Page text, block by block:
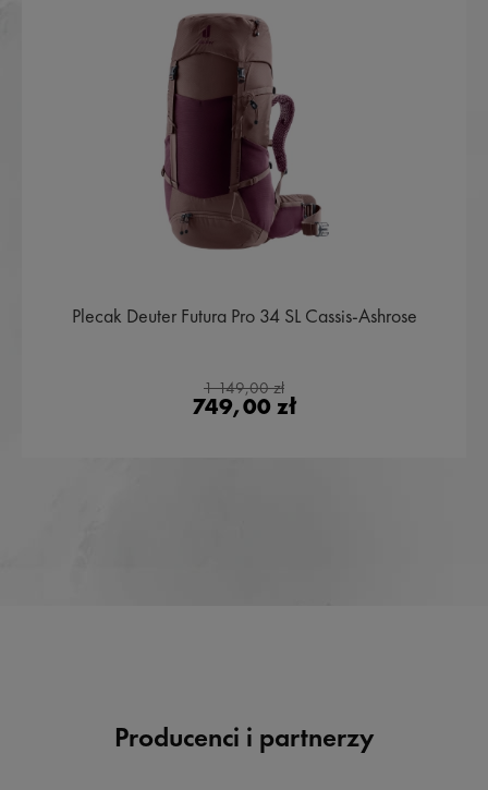
Plecak Deuter Futura Pro 34 SL Cassis-Ashrose
1 149,00 zł
749,00 zł
Producenci i partnerzy